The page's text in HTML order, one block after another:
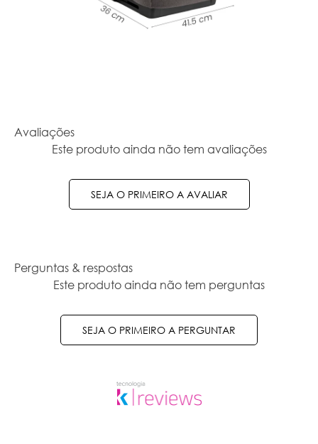
Avaliações
Este produto ainda não tem avaliações
SEJA O PRIMEIRO A AVALIAR
Perguntas & respostas
Este produto ainda não tem perguntas
SEJA O PRIMEIRO A PERGUNTAR